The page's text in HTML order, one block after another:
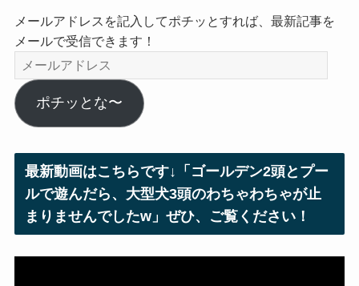
メールアドレスを記入してポチッとすれば、最新記事を
メールで受信できます！
メ
ー
ル
ア
ス
ポチッとな〜
最新動画はこちらです↓「ゴールデン2頭とプー
ルで遊んだら、大型犬3頭のわちゃわちゃが止
まりませんでしたw」ぜひ、ご覧ください！